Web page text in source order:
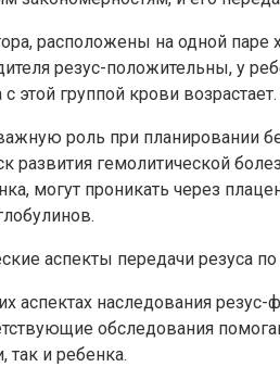
расположены на одной паре
резус-положительны, у
этой группой крови
роль при планировании
гемолитической
могут проникать через
аспектах наследования
обследования
так и ребенка.